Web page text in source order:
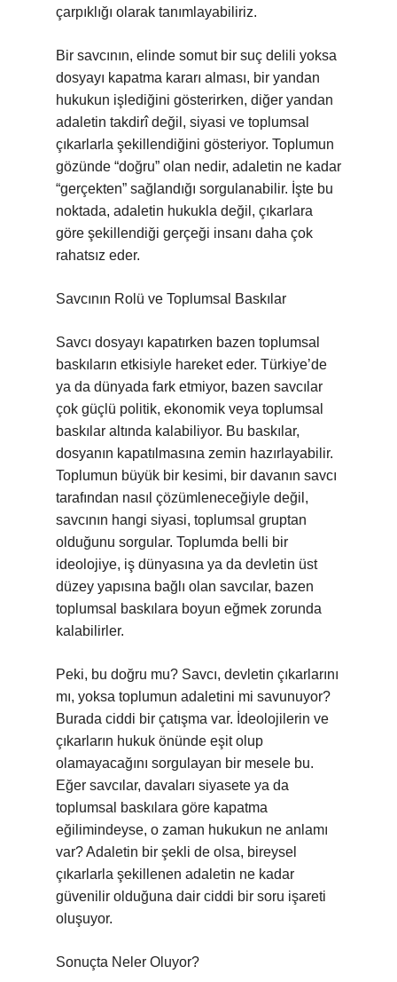
çarpıklığı olarak tanımlayabiliriz.
Bir savcının, elinde somut bir suç delili yoksa
dosyayı kapatma kararı alması, bir yandan
hukukun işlediğini gösterirken, diğer yandan
adaletin takdirî değil, siyasi ve toplumsal
çıkarlarla şekillendiğini gösteriyor. Toplumun
gözünde “doğru” olan nedir, adaletin ne kadar
“gerçekten” sağlandığı sorgulanabilir. İşte bu
noktada, adaletin hukukla değil, çıkarlara
göre şekillendiği gerçeği insanı daha çok
rahatsız eder.
Savcının Rolü ve Toplumsal Baskılar
Savcı dosyayı kapatırken bazen toplumsal
baskıların etkisiyle hareket eder. Türkiye’de
ya da dünyada fark etmiyor, bazen savcılar
çok güçlü politik, ekonomik veya toplumsal
baskılar altında kalabiliyor. Bu baskılar,
dosyanın kapatılmasına zemin hazırlayabilir.
Toplumun büyük bir kesimi, bir davanın savcı
tarafından nasıl çözümleneceğiyle değil,
savcının hangi siyasi, toplumsal gruptan
olduğunu sorgular. Toplumda belli bir
ideolojiye, iş dünyasına ya da devletin üst
düzey yapısına bağlı olan savcılar, bazen
toplumsal baskılara boyun eğmek zorunda
kalabilirler.
Peki, bu doğru mu? Savcı, devletin çıkarlarını
mı, yoksa toplumun adaletini mi savunuyor?
Burada ciddi bir çatışma var. İdeolojilerin ve
çıkarların hukuk önünde eşit olup
olamayacağını sorgulayan bir mesele bu.
Eğer savcılar, davaları siyasete ya da
toplumsal baskılara göre kapatma
eğilimindeyse, o zaman hukukun ne anlamı
var? Adaletin bir şekli de olsa, bireysel
çıkarlarla şekillenen adaletin ne kadar
güvenilir olduğuna dair ciddi bir soru işareti
oluşuyor.
Sonuçta Neler Oluyor?